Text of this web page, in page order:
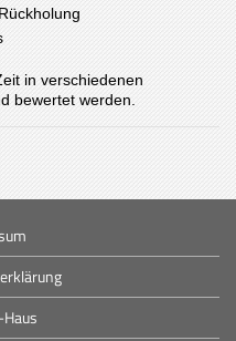
in verschiedenen
bewertet werden.
Haus